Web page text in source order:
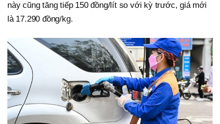
này cũng tăng tiếp 150 đồng/lít so với kỳ trước, giá mới
là 17.290 đồng/kg.